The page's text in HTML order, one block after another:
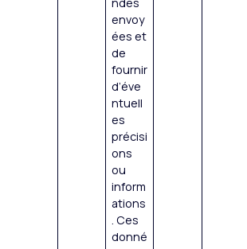
envoy
ées et
de
fournir
d’éve
ntuell
es
précisi
ons
ou
inform
ations
. Ces
donné